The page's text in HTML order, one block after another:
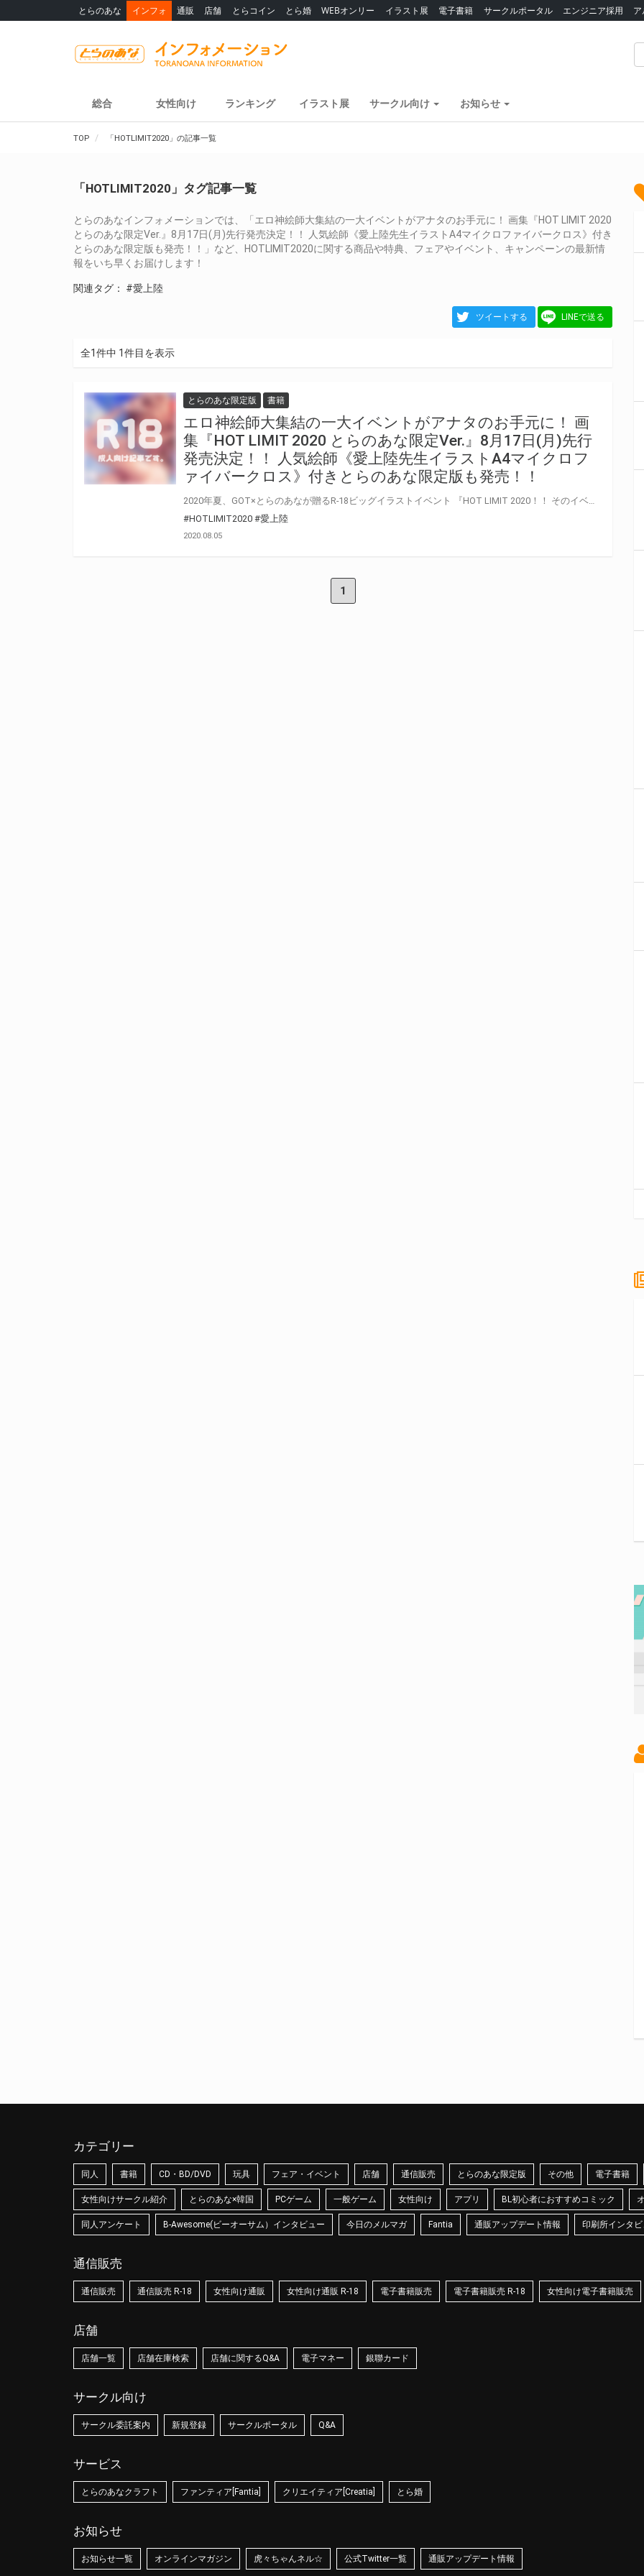
とらのあな インフォ 通販 店舗 とらコイン とら婚 WEBオンリー イラスト展 電子書籍 サークルポータル エンジニア採用
総合 女性向け ランキング イラスト展 サークル向け お知らせ
TOP 「HOTLIMIT2020」の記事一覧
「HOTLIMIT2020」タグ記事一覧
とらのあなインフォメーションでは、「エロ神絵師大集結の一大イベントがアナタのお手元に！ 画集『HOT LIMIT 2020
とらのあな限定Ver.』8月17日(月)先行発売決定！！ 人気絵師《愛上陸先生イラストA4マイクロファイバークロス》付き
とらのあな限定版も発売！！」など、HOTLIMIT2020に関する商品や特典、フェアやイベント、キャンペーンの最新情
報をいち早くお届けします！
関連タグ： #愛上陸
ツイートする LINEで送る
全1件中 1件目を表示
とらのあな限定版 書籍
エロ神絵師大集結の一大イベントがアナタのお手元に！ 画
集『HOT LIMIT 2020 とらのあな限定Ver.』8月17日(月)先行
発売決定！！ 人気絵師《愛上陸先生イラストA4マイクロフ
ァイバークロス》付きとらのあな限定版も発売！！
#HOTLIMIT2020 #愛上陸
2020.08.05
1
カテゴリー
同人 書籍 CD・BD/DVD 玩具 フェア・イベント 店舗 通信販売 とらのあな限定版 その他 電子書籍
女性向けサークル紹介 とらのあな×韓国 PCゲーム 一般ゲーム 女性向け アプリ BL初心者におすすめコミック
同人アンケート B-Awesome(ビーオーサム）インタビュー 今日のメルマガ Fantia 通販アップデート情報 印刷所インタ
通信販売
通信販売 通信販売 R-18 女性向け通販 女性向け通販 R-18 電子書籍販売 電子書籍販売 R-18 女性向け電子書籍販売
店舗
店舗一覧 店舗在庫検索 店舗に関するQ&A 電子マネー 銀聯カード
サークル向け
サークル委託案内 新規登録 サークルポータル Q&A
サービス
とらのあなクラフト ファンティア[Fantia] クリエイティア[Creatia] とら婚
お知らせ
お知らせ一覧 オンラインマガジン 虎々ちゃんネル☆ 公式Twitter一覧 通販アップデート情報